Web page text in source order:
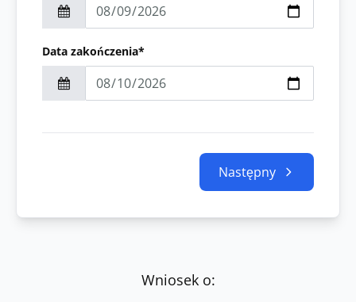
Data zakończenia*
Następny
Wniosek o: